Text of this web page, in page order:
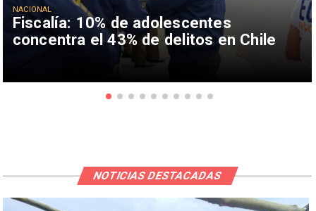
Fiscalía: 10% de adolescentes
concentra el 43% de delitos en Chile
NACIONAL
NOTICIAS DESTACADAS